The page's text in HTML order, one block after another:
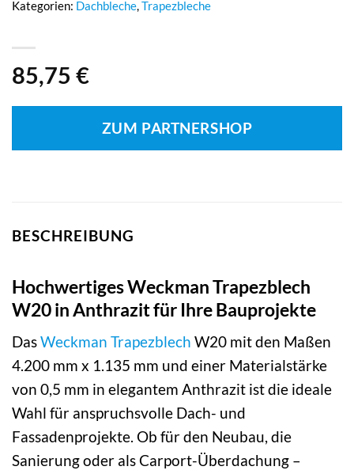
85,75 €
ZUM PARTNERSHOP
Kategorien: Dachbleche,Trapezbleche
BESCHREIBUNG
Hochwertiges Weckman Trapezblech
W20 in Anthrazit für Ihre Bauprojekte
DasWeckman Trapezblech W20 mit den Maßen
4.200 mm x 1.135 mm und einer Materialstärke
von 0,5 mm in elegantem Anthrazit ist die ideale
Wahl für anspruchsvolle Dach- und
Fassadenprojekte. Ob für den Neubau, die
Sanierung oder als Carport-Überdachung –